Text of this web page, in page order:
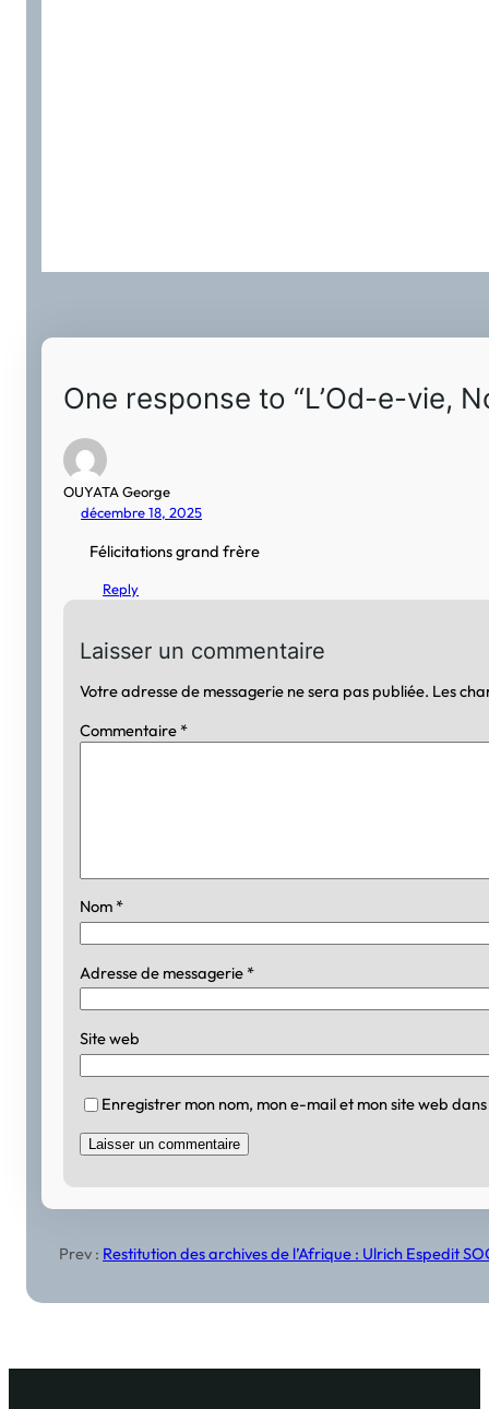
One response to “L’Od-e-vie,
OUYATA George
décembre 18, 2025
Félicitations grand frère
Reply
Laisser un commentaire
Votre adresse de messagerie ne sera pas publiée. Les
Commentaire *
Nom *
Adresse de messagerie *
Site web
Enregistrer mon nom, mon e-mail et mon site web
Prev : Restitution des archives de l’Afrique : Ulrich Espedit